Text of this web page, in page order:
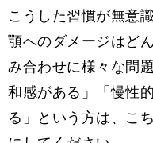
こうした習慣が無意
顎へのダメージはど
み合わせに様々な問
和感がある」「慢性
る」という方は、こ